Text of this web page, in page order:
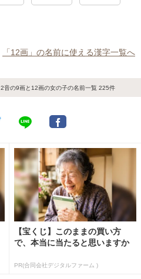
「12画」の名前に使える漢字一覧へ
2音の9画と12画の女の子の名前一覧 225件
【宝くじ】このままの買い方
で、本当に当たると思いますか
PR(合同会社デジタルファーム )